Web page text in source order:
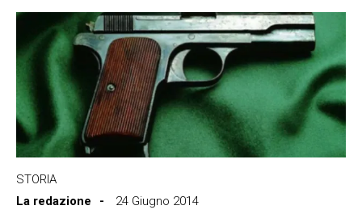
STORIA
La redazione
24 Giugno 2014